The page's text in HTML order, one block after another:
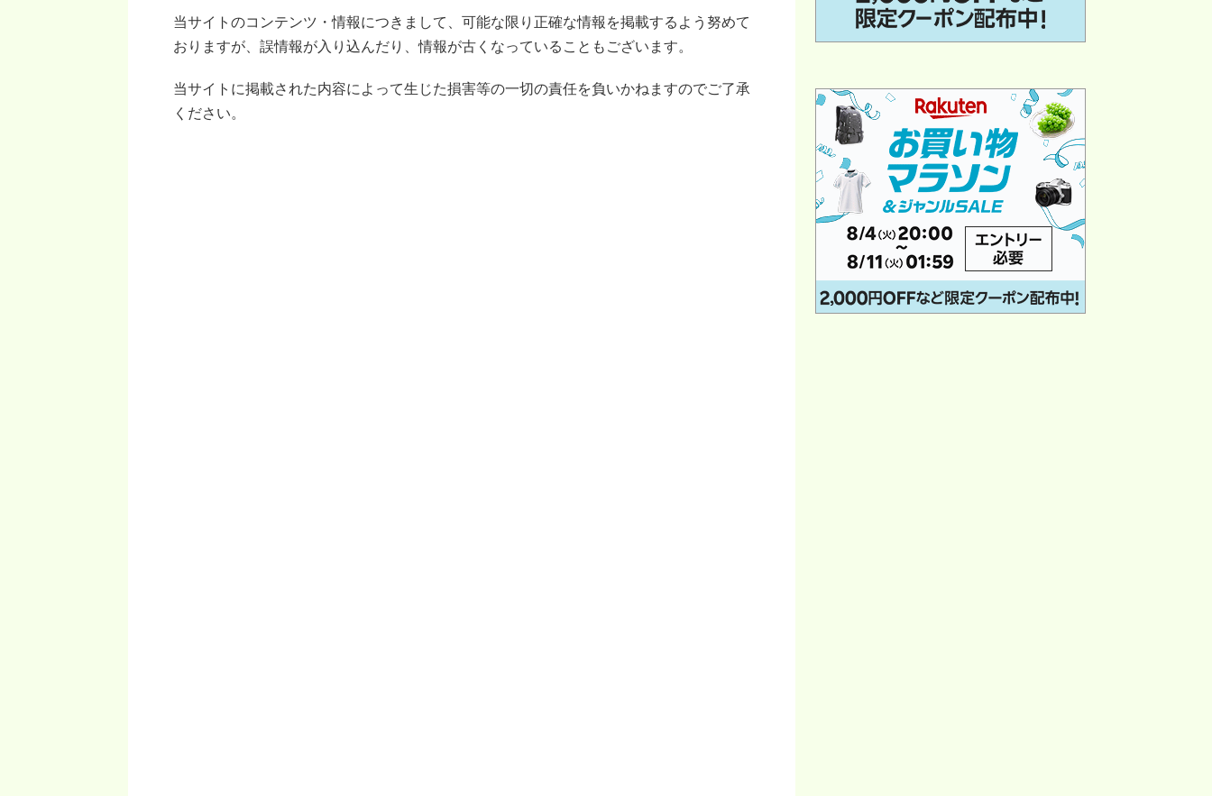
当サイトのコンテンツ・情報につきまして、可能な限り正確な情報を掲載するよう努めて
おりますが、誤情報が入り込んだり、情報が古くなっていることもございます。
当サイトに掲載された内容によって生じた損害等の一切の責任を負いかねますのでご了承
ください。